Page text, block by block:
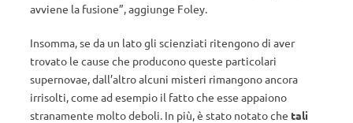
avviene la fusione”, aggiunge Foley.
Insomma, se da un lato gli scienziati ritengono di aver
trovato le cause che producono queste particolari
supernovae, dall’altro alcuni misteri rimangono ancora
irrisolti, come ad esempio il fatto che esse appaiono
stranamente molto deboli. In più, è stato notato che tali